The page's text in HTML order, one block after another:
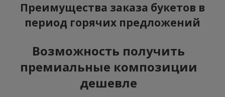
Преимущества заказа букетов в
период горячих предложений
Возможность получить
премиальные композиции
дешевле